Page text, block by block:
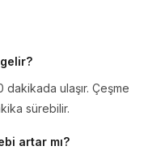
ulaşır. Çeşme
sürebilir.
artar mı?